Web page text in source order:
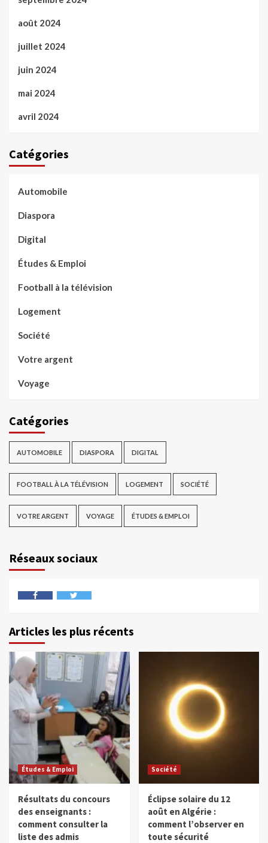
août 2024
juillet 2024
juin 2024
mai 2024
avril 2024
Catégories
Automobile
Diaspora
Digital
Études & Emploi
Football à la télévision
Logement
Société
Votre argent
Voyage
Catégories
AUTOMOBILE DIASPORA DIGITAL
FOOTBALL À LA TÉLÉVISION LOGEMENT SOCIÉTÉ
VOTRE ARGENT VOYAGE ÉTUDES & EMPLOI
Réseaux sociaux
Articles les plus récents
Études & Emploi
Résultats du concours
des enseignants :
comment consulter la
liste des admis
Société
Éclipse solaire du 12
août en Algérie :
comment l’observer en
toute sécurité